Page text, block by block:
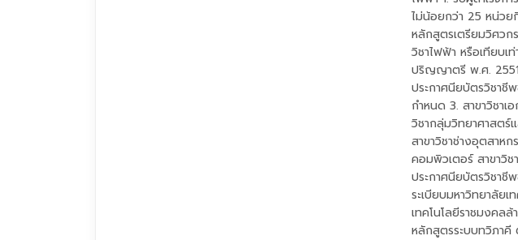
ไม่น้อยกว่า 25 หน่วย
หลักสูตรเตรียมวิศวก
วิชาไฟฟ้า หรือเทียบเ
ปริญญาตรี พ.ศ. 2551
ประกาศนียบัตรวิชาชี
กำหนด 3. สาขาวิชาเ
วิชากลุ่มวิทยาศาสตร์
สาขาวิชาช่างอุตสาห
คอมพิวเตอร์ สาขาวิช
ประกาศนียบัตรวิชาชี
ระเบียบมหาวิทยาลัย
เทคโนโลยีราชมงคล
หลักสูตรระบบทวิภาคี